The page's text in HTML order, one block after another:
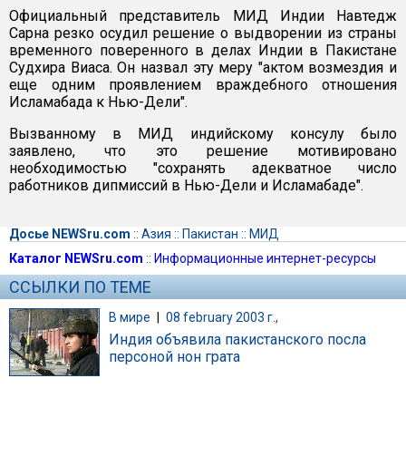
Официальный представитель МИД Индии Навтедж
Сарна резко осудил решение о выдворении из страны
временного поверенного в делах Индии в Пакистане
Судхира Виаса. Он назвал эту меру "актом возмездия и
еще одним проявлением враждебного отношения
Исламабада к Нью-Дели".
Вызванному в МИД индийскому консулу было
заявлено, что это решение мотивировано
необходимостью "сохранять адекватное число
работников дипмиссий в Нью-Дели и Исламабаде".
Досье NEWSru.com :: Азия :: Пакистан :: МИД
Каталог NEWSru.com :: Информационные интернет-ресурсы
ССЫЛКИ ПО ТЕМЕ
В мире | 08 february 2003 г.,
Индия объявила пакистанского посла
персоной нон грата